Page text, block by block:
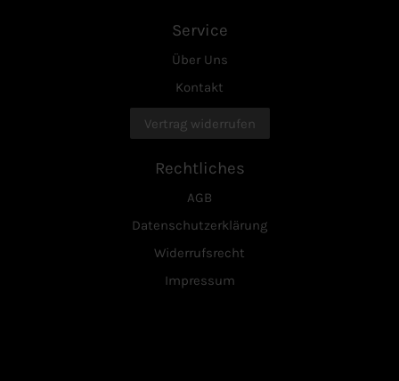
Service
Über Uns
Kontakt
Vertrag widerrufen
Rechtliches
AGB
Datenschutzerklärung
Widerrufsrecht
Impressum